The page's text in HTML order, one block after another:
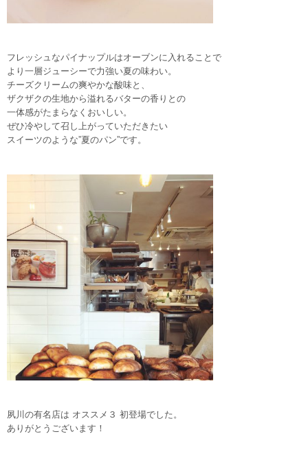
フレッシュなパイナップルはオーブンに入れることで
より一層ジューシーで力強い夏の味わい。
チーズクリームの爽やかな酸味と、
ザクザクの生地から溢れるバターの香りとの
一体感がたまらなくおいしい。
ぜひ冷やして召し上がっていただきたい
スイーツのような”夏のパン”です。
夙川の有名店は オススメ３ 初登場でした。
ありがとうございます！